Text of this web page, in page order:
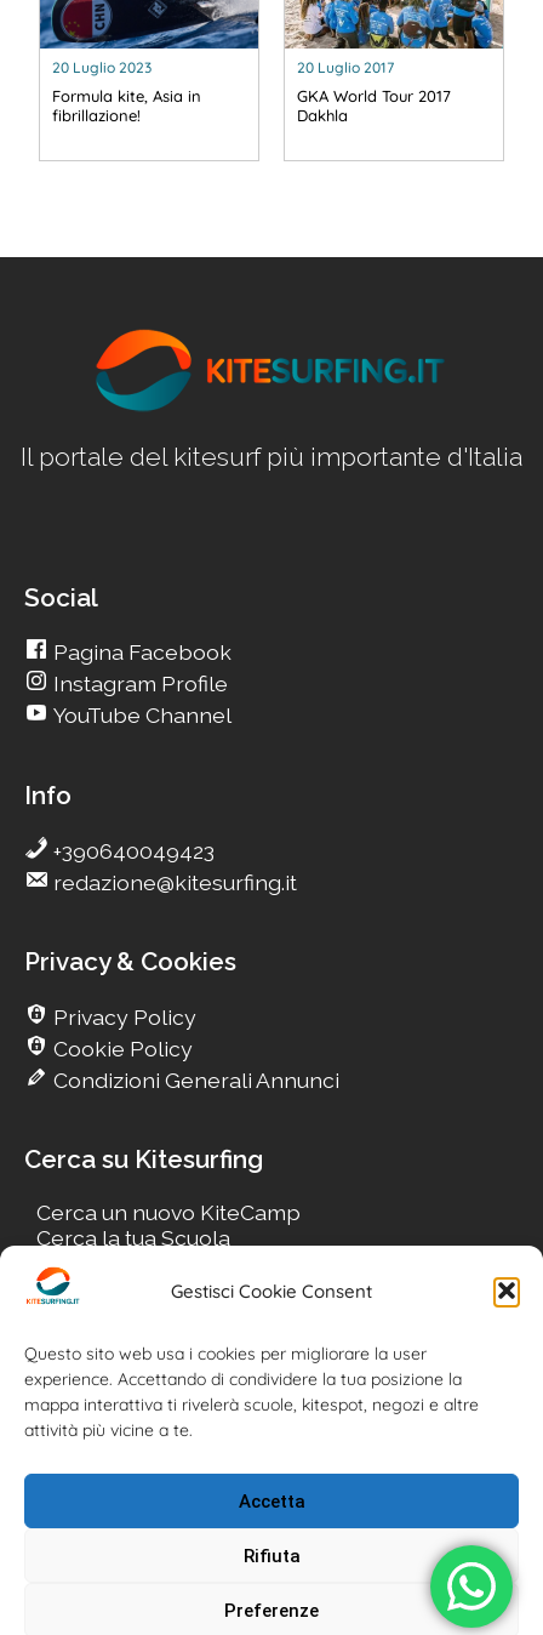
Gestisci Cookie Consent
Questo sito web usa i cookies per migliorare la user
experience. Accettando di condividere la tua posizione la
mappa interattiva ti rivelerà scuole, kitespot, negozi e altre
attività più vicine a te.
Accetta
Rifiuta
Preferenze
20 Luglio 2023
Formula kite, Asia in
fibrillazione!
20 Luglio 2017
GKA World Tour 2017
Dakhla
Il portale del kitesurf più importante d'Italia
Social
Pagina Facebook
Instagram Profile
YouTube Channel
Info
+390640049423
redazione@kitesurfing.it
Privacy & Cookies
Privacy Policy
Cookie Policy
Condizioni Generali Annunci
Cerca su Kitesurfing
Cerca un nuovo KiteCamp
Cerca la tua Scuola
Cerca il tuo KiteSpot
Cerca Accommodation